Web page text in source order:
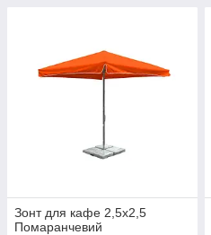
Зонт для кафе 2,5х2,5
Помаранчевий